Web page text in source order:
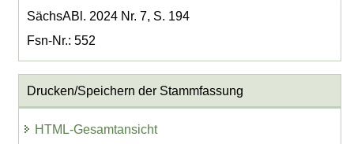
SächsABl. 2024 Nr. 7, S. 194
Fsn-Nr.: 552
Drucken/Speichern der Stammfassung
HTML-Gesamtansicht